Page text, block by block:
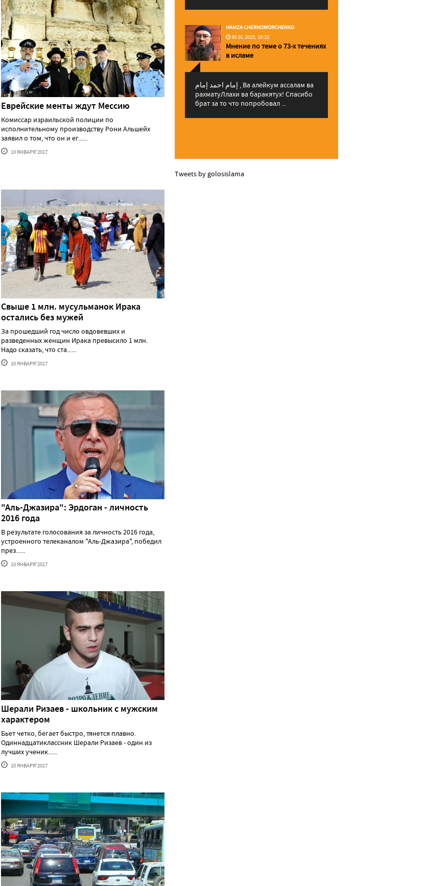
Еврейские менты ждут Мессию
Комиссар израильской полиции по
исполнительному производству Рони Альшейх
заявил о том, что он и ег......
10 ЯНВАРЯ'2017
Свыше 1 млн. мусульманок Ирака
остались без мужей
За прошедший год число овдовевших и
разведенных женщин Ирака превысило 1 млн.
Надо сказать, что ста......
10 ЯНВАРЯ'2017
"Аль-Джазира": Эрдоган - личность
2016 года
В результате голосования за личность 2016 года,
устроенного телеканалом "Аль-Джазира", победил
през......
10 ЯНВАРЯ'2017
Шерали Ризаев - школьник с мужским
характером
Бьет четко, бегает быстро, тянется плавно.
Одиннадцатиклассник Шерали Ризаев - один из
лучших ученик......
10 ЯНВАРЯ'2017
HAMZA CHERNOMORCHENKO
30.01.2025, 15:22
Мнение по теме о 73-х течениях
в исламе
إمام احمد إمام , Ва алейкум ассалам ва
рахматуЛлахи ва баракятух! Спасибо
брат за то что попробовал ...
Tweets by golosislama